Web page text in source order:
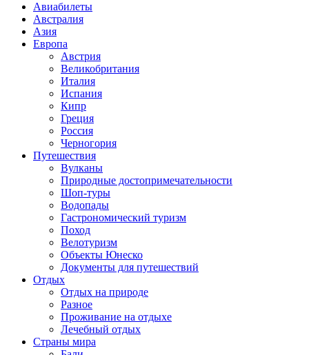
Авиабилеты
Австралия
Азия
Европа
Австрия
Великобритания
Италия
Испания
Кипр
Греция
Россия
Черногория
Путешествия
Вулканы
Природные достопримечательности
Шоп-туры
Водопады
Гастрономический туризм
Поход
Велотуризм
Объекты Юнеско
Документы для путешествий
Отдых
Отдых на природе
Разное
Проживание на отдыхе
Лечебный отдых
Страны мира